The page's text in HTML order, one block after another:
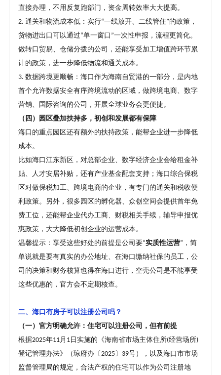
直接办理，不用反复跑部门，资金周转效率大大提高。
2. 通关和物流成本低：实行“一线放开、二线管住”的政策，
货物进出口可以通过“单一窗口 ”一次性申报，流程更简化。
做转口贸易、仓储分拨的公司，还能享受加工增值跨环节累
计的政策，进一步降低物流和通关成本。
3. 数据跨境更顺畅：海口作为海南自贸港的一部分，是内地
首个允许数据安全有序跨境流动的区域，做跨境电商、数字
营销、国际咨询的公司，开展全球业务会更便捷。
（四）园区叠加扶持多，初创和发展都有保障
海口的重点园区还有额外的扶持政策，能帮企业进一步降低
成本。
比如海口江东新区，对总部企业、数字经济企业会给租金补
贴、人才安居补贴，还有产业基金配套支持；海口综合保税
区对做保税加工、跨境电商的企业，有专门的通关和税收便
利政策。另外，很多园区的孵化器、众创空间会提供首年免
费工位，还能帮企业代办工商、财税相关手续，辅导申报优
惠政策，大大降低初创企业的运营成本。
温馨提示：享受这些好处的前提是公司要“实质性运营” ，简
单说就是要有真实的办公地址、在海口缴纳社保的员工，公
司的决策和财务核算也得在海口进行，空壳公司是不能享受
这些优惠的，官方会不定期核查。
二、海口有房子可以注册公司吗？
（一）官方明确允许：住宅可以注册公司，但有前提
根据2025年11 月 1 日实施的《海南省市场主体住所(经营场所)
登记管理办法》（琼府办〔 2025〕 39号），以及海口市市场
监督管理局的规定，合法产权的住宅可以作为公司注册地